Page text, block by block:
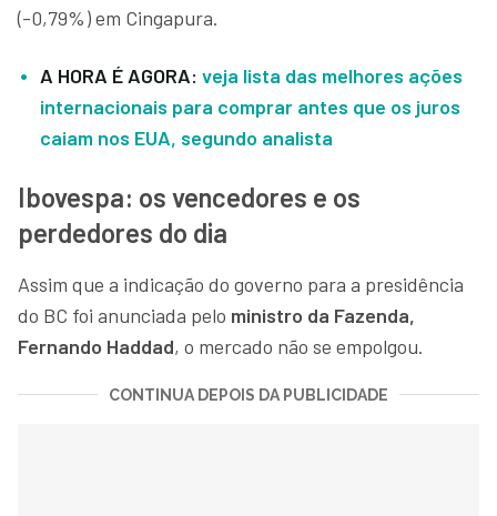
(-0,79%) em Cingapura.
A HORA É AGORA: veja lista das melhores ações
internacionais para comprar antes que os juros
caiam nos EUA, segundo analista
Ibovespa: os vencedores e os
perdedores do dia
Assim que a indicação do governo para a presidência
do BC foi anunciada pelo ministro da Fazenda,
Fernando Haddad, o mercado não se empolgou.
CONTINUA DEPOIS DA PUBLICIDADE